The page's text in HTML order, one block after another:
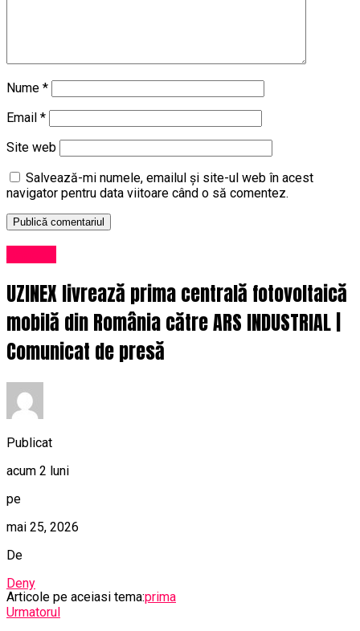
Articole pe aceiasi tema:prima
Urmatorul
Nume *
Email *
Site web
Salvează-mi numele, emailul și site-ul web în acest
navigator pentru data viitoare când o să comentez.
UZINEX livrează prima centrală fotovoltaică
mobilă din România către ARS INDUSTRIAL |
Comunicat de presă
Publicat
acum 2 luni
pe
mai 25, 2026
De
Deny